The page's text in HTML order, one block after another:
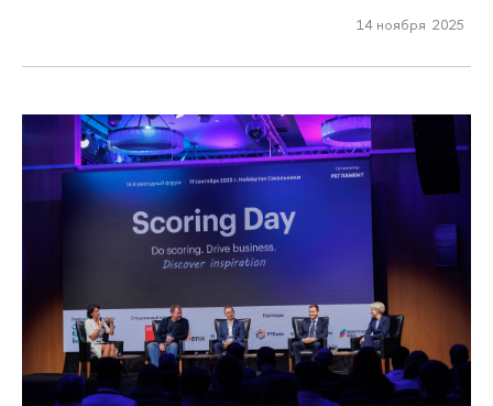
14 ноября 2025